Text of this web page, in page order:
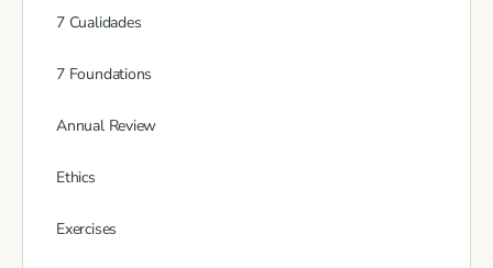
7 Cualidades
7 Foundations
Annual Review
Ethics
Exercises